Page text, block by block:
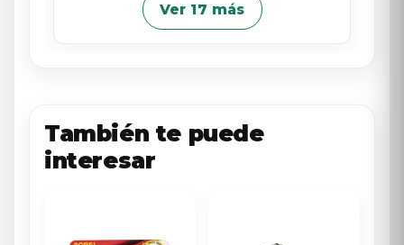
Ver 17 más
También te puede
interesar